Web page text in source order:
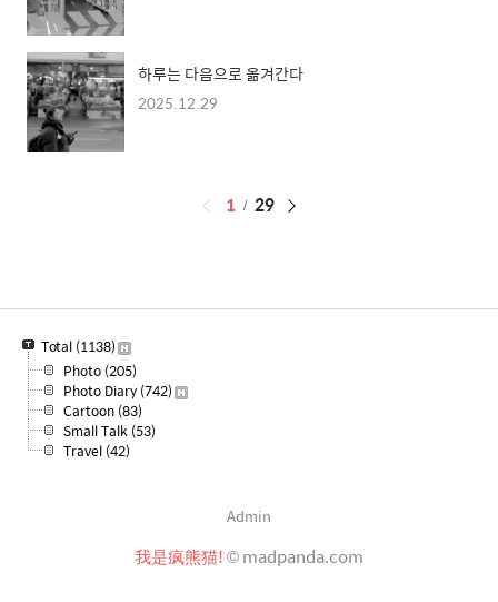
하루는 다음으로 옮겨간다
2025.12.29
페
1 29
Total (1138)
Photo (205)
Photo Diary (742)
Cartoon (83)
Small Talk (53)
Travel (42)
Admin
我是疯熊猫!© madpanda.com